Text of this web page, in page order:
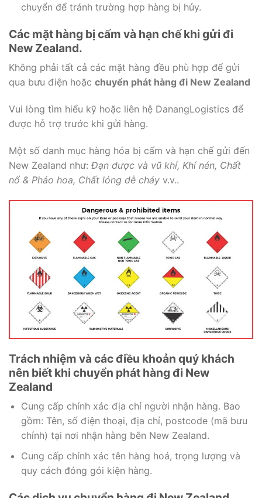
chuyển để tránh trường hợp hàng bị hủy.
Các mặt hàng bị cấm và hạn chế khi gửi đi
New Zealand.
Không phải tất cả các mặt hàng đều phù hợp để gửi
qua bưu điện hoặc chuyển phát hàng đi New Zealand
Vui lòng tìm hiểu kỹ hoặc liên hệ DanangLogistics để
được hỗ trợ trước khi gửi hàng.
Một số danh mục hàng hóa bị cấm và hạn chế gửi đến
New Zealand như: Đạn dược và vũ khí, Khí nén, Chất
nổ & Pháo hoa, Chất lỏng dễ cháy v.v..
Trách nhiệm và các điều khoản quý khách
nên biết khi chuyển phát hàng đi New
Zealand
Cung cấp chính xác địa chỉ người nhận hàng. Bao
gồm: Tên, số điện thoại, địa chỉ, postcode (mã bưu
chính) tại nơi nhận hàng bên New Zealand.
Cung cấp chính xác tên hàng hoá, trọng lượng và
quy cách đóng gói kiện hàng.